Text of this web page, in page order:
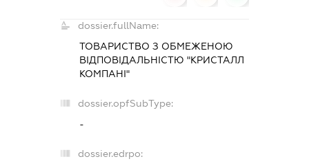
dossier.fullName:
ТОВАРИСТВО З ОБМЕЖЕНОЮ
ВІДПОВІДАЛЬНІСТЮ "КРИСТАЛЛ
КОМПАНІ"
dossier.opfSubType:
-
dossier.edrpo: